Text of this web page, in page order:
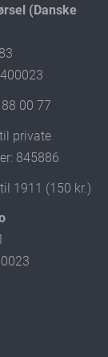
(Danske
00 77
private
845886
1911 (150 kr.)